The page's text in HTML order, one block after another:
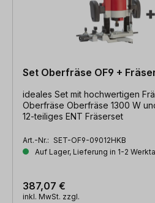
Set Oberfräse OF9 +
ideales Set mit hochwertigen
Oberfräse Oberfräse 1300 W und Spannzange 8 mm |
12-teiliges ENT Fräserset
Art.-Nr.: SET-OF9-09012HKB
Auf Lager, Lieferung in 1-2
387,07 €
inkl. MwSt. zzgl.